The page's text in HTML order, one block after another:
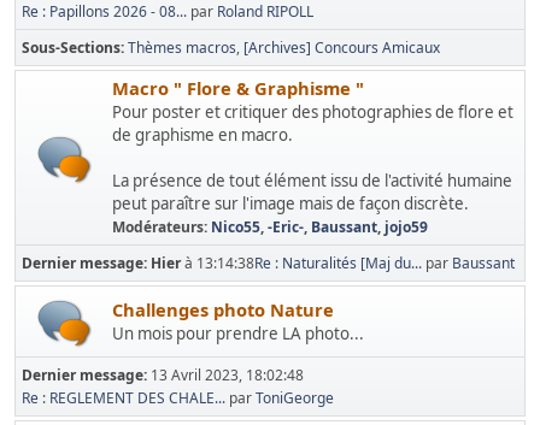
Re : Papillons 2026 - 08... par Roland RIPOLL
Sous-Sections Thèmes macros [Archives] Concours Amicaux
Macro " Flore & Graphisme "
Pour poster et critiquer des photographies de flore et
de graphisme en macro.
La présence de tout élément issu de l'activité humaine
peut paraître sur l'image mais de façon discrète.
Modérateurs: Nico55,-Eric-, Baussant, jojo59
Dernier message: Hierà 13:14:38Re : Naturalités [Maj du... par Baussant
Challenges photo Nature
Un mois pour prendre LA photo...
Dernier message: 13 Avril 2023, 18:02:48
Re : REGLEMENT DES CHALE... parToniGeorge